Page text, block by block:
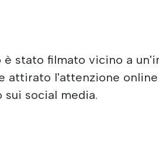
è stato filmato vicino a
attirato l'attenzione
social media.